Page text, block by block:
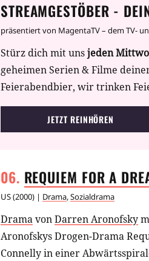
STREAMGESTÖBER -
präsentiert von MagentaTV – dem TV-
Stürz dich mit unsjeden
geheimen Serien & Filme
Feierabendbier, wir trinken
JETZT REINHÖREN
REQUIEM FOR A
US(2000) | Drama,Sozialdrama
DramavonDarren Aronofsky
Aronofskys Drogen-Drama
Connelly in einer